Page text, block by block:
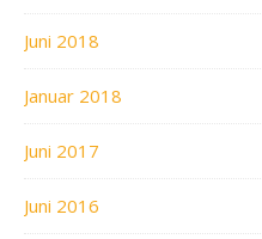
Juni 2018
Januar 2018
Juni 2017
Juni 2016